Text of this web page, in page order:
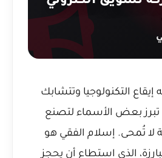
التكنولوجيا وتتشابك
تبرز بعض الأسماء لتصنع
لا تُمحى. إسلام الفقي هو
الذي استطاع أن يحجز